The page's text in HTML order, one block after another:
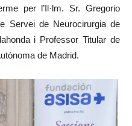
per l’Il·lm. Sr. Gregorio
Servei de Neurocirurgia de
i Professor Titular de
de Madrid.